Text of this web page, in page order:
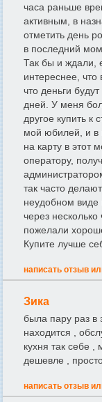
часа раньше
активным, в
отметить день
в последний
Так бы и ждали,
интереснее,
что деньги
дней. У меня
другое купить к
мой юбилей, и в
на карту в этот
оператору,
так часто
неудобном
через
пожелали
Купите лучше
написать отзыв
Зика
была пару раз в
находится ,
кухня так себе ,
дешевле ,
написать отзыв